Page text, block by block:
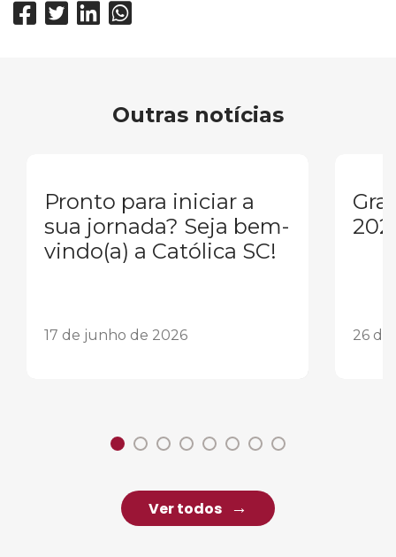
Outras notícias
Pronto para iniciar a
sua jornada? Seja bem-
vindo(a) a Católica SC!
17 de junho de 2026 26 de
Ver todos